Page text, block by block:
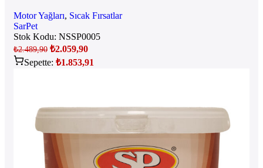
Motor Yağları, Sıcak Fırsatlar
SarPet
Stok Kodu: NSSP0005
₺2.489,90 ₺2.059,90
Sepette: ₺1.853,91